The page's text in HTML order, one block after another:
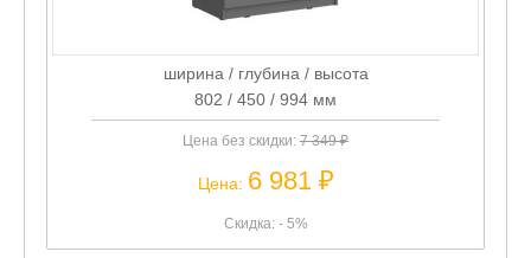
ширина / глубина / высота
802 / 450 / 994 мм
Цена без скидки: 7 349 ₽
Цена: 6 981 ₽
Скидка: - 5%